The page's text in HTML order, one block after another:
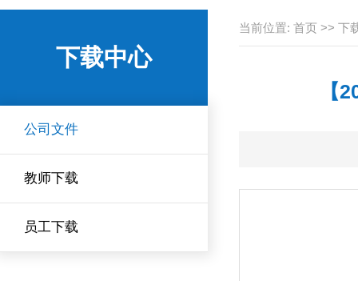
下载中心
公司文件
教师下载
员工下载
当前位置: 首页 >> 下
【